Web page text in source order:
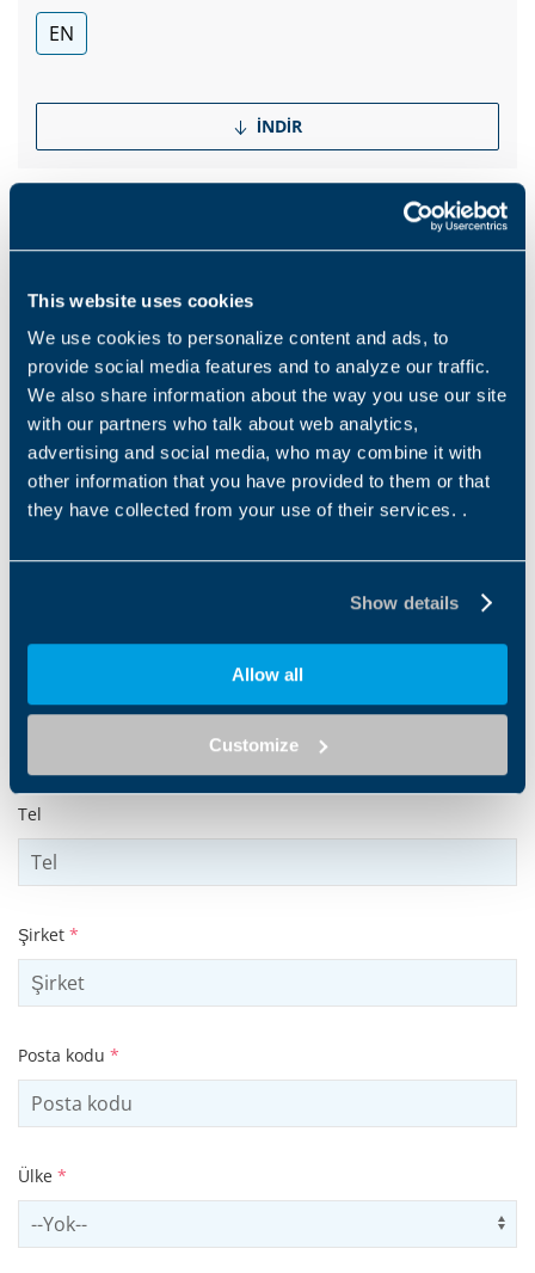
This website uses cookies
We use cookies to personalize content and ads, to
provide social media features and to analyze our traffic.
We also share information about the way you use our site
with our partners who talk about web analytics,
advertising and social media, who may combine it with
other information that you have provided to them or that
they have collected from your use of their services. .
Show details
Allow all
Customize
EN
İNDIR
Products and solutions request
Middle name
Ad*
Tel
Şirket *
Posta kodu *
Ülke *
Select country